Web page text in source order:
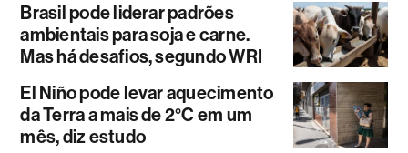
Brasil pode liderar padrões
ambientais para soja e carne.
Mas há desafios, segundo WRI
El Niño pode levar aquecimento
da Terra a mais de 2°C em um
mês, diz estudo